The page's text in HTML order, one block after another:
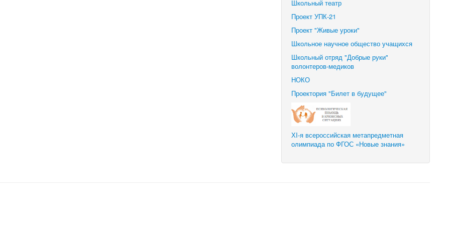
Школьный театр
Проект УПК-21
Проект "Живые уроки"
Школьное научное общество учащихся
Школьный отряд "Добрые руки"
волонтеров-медиков
НОКО
Проектория "Билет в будущее"
ХI-я всероссийская метапредметная
олимпиада по ФГОС «Новые знания»